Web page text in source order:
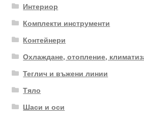
Интериор
Комплекти инструменти
Контейнери
Охлаждане, отопление,
Теглич и въжени линии
Тяло
Шаси и оси